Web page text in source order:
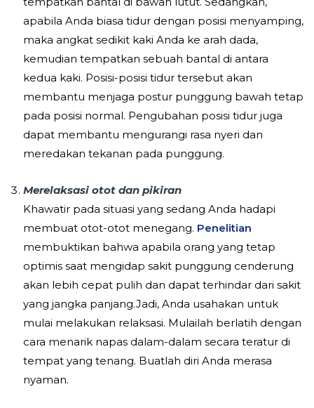
apabila Anda biasa tidur dengan posisi menyamping,
maka angkat sedikit kaki Anda ke arah dada,
kemudian tempatkan sebuah bantal di antara
kedua kaki. Posisi-posisi tidur tersebut akan
membantu menjaga postur punggung bawah tetap
pada posisi normal. Pengubahan posisi tidur juga
dapat membantu mengurangi rasa nyeri dan
meredakan tekanan pada punggung.
Merelaksasi otot dan pikiran
Khawatir pada situasi yang sedang Anda hadapi
membuat otot-otot menegang. Penelitian
membuktikan bahwa apabila orang yang tetap
optimis saat mengidap sakit punggung cenderung
akan lebih cepat pulih dan dapat terhindar dari sakit
yang jangka panjang.Jadi, Anda usahakan untuk
mulai melakukan relaksasi. Mulailah berlatih dengan
cara menarik napas dalam-dalam secara teratur di
tempat yang tenang. Buatlah diri Anda merasa
nyaman.